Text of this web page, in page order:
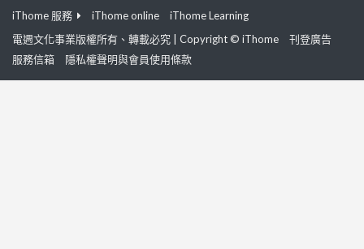
iThome 服務 iThome online
iThome Learning
電週文化事業版權所有、轉載必究 | Copyright © iThome
刊登廣告
服務信箱
隱私權聲明與會員使用條款